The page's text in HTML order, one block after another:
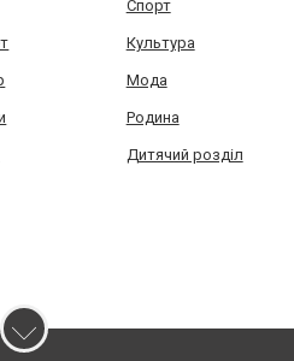
Спорт
Культура
Мода
Родина
Дитячий розділ